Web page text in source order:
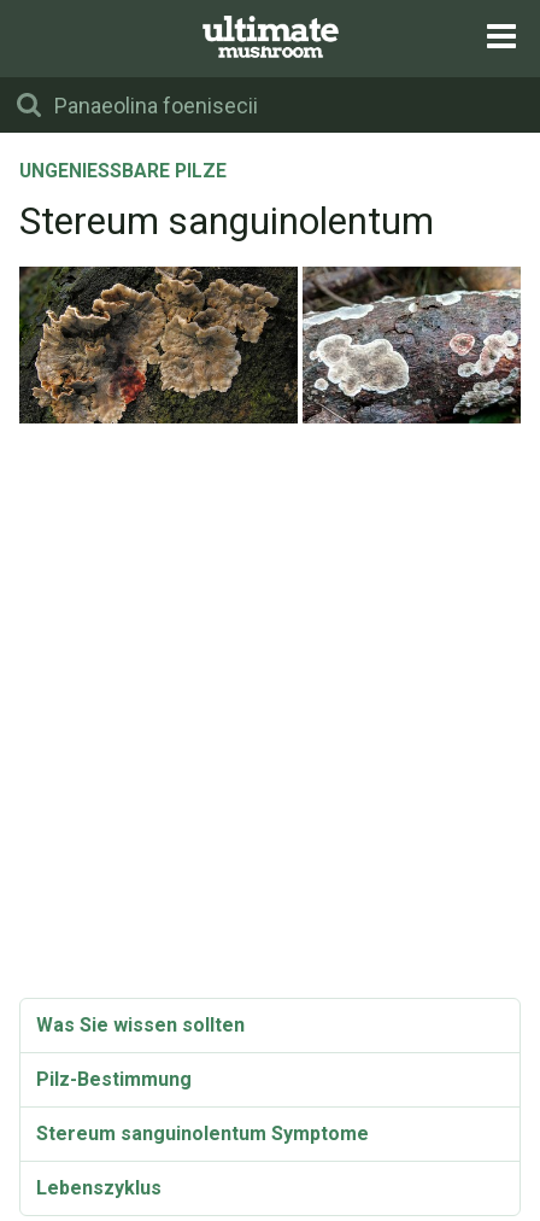
UNGENIESSBARE PILZE
Stereum sanguinolentum
Was Sie wissen sollten
Pilz-Bestimmung
Stereum sanguinolentum Symptome
Lebenszyklus